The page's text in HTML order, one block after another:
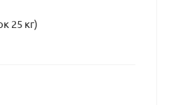
25 кг)